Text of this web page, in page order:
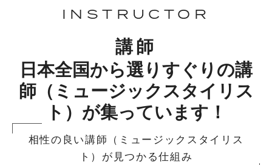
INSTRUCTOR
講師
日本全国から選りすぐりの講
師（ミュージックスタイリス
ト）が集っています！
相性の良い講師（ミュージックスタイリス
ト）が見つかる仕組み